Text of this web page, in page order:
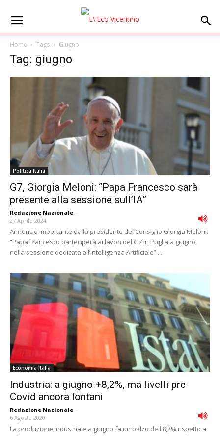
Home Tags Giugno
Tag: giugno
Politica Italia
G7, Giorgia Meloni: “Papa Francesco sarà
presente alla sessione sull’IA”
Redazione Nazionale -
27 Aprile 2024
Annuncio importante dalla presidente del Consiglio Giorgia Meloni:
“Papa Francesco parteciperà ai lavori del G7 in Puglia a giugno,
nella sessione dedicata all’Intelligenza Artificiale”....
Economia Italia
Industria: a giugno +8,2%, ma livelli pre
Covid ancora lontani
Redazione Nazionale -
6 Agosto 2020
La produzione industriale a giugno fa un balzo dell'8,2% rispetto a